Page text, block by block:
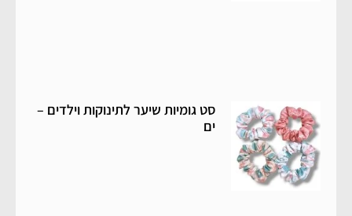
סט גומיות שיער לתינוקות וילדים –
ים